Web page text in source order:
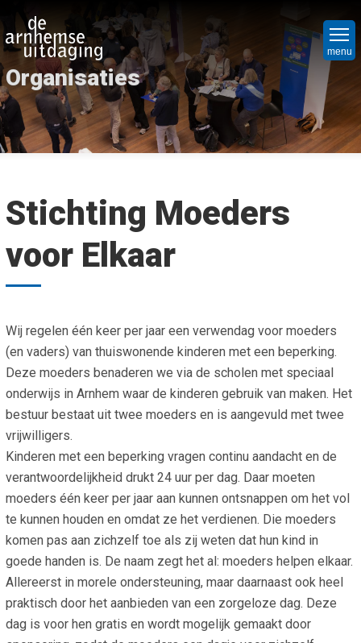
en
naar
de
inhoud
gaan
Contact
Aanvraag/aanbod
Aanmelden
Agenda 2026
menu
Organisaties
Stichting Moeders
voor Elkaar
Wij regelen één keer per jaar een verwendag voor moeders
(en vaders) van thuiswonende kinderen met een beperking.
Deze moeders benaderen we via de scholen met speciaal
onderwijs in Arnhem waar de kinderen gebruik van maken. Het
bestuur bestaat uit twee moeders en is aangevuld met twee
vrijwilligers.
Kinderen met een beperking vragen continu aandacht en de
verantwoordelijkheid drukt 24 uur per dag. Daar moeten
moeders één keer per jaar aan kunnen ontsnappen om het vol
te kunnen houden en omdat ze het verdienen. Die moeders
komen pas aan zichzelf toe als zij weten dat hun kind in
goede handen is. De naam zegt het al: moeders helpen elkaar.
Allereerst in morele ondersteuning, maar daarnaast ook heel
praktisch door het aanbieden van een zorgeloze dag. Deze
dag is voor hen gratis en wordt mogelijk gemaakt door